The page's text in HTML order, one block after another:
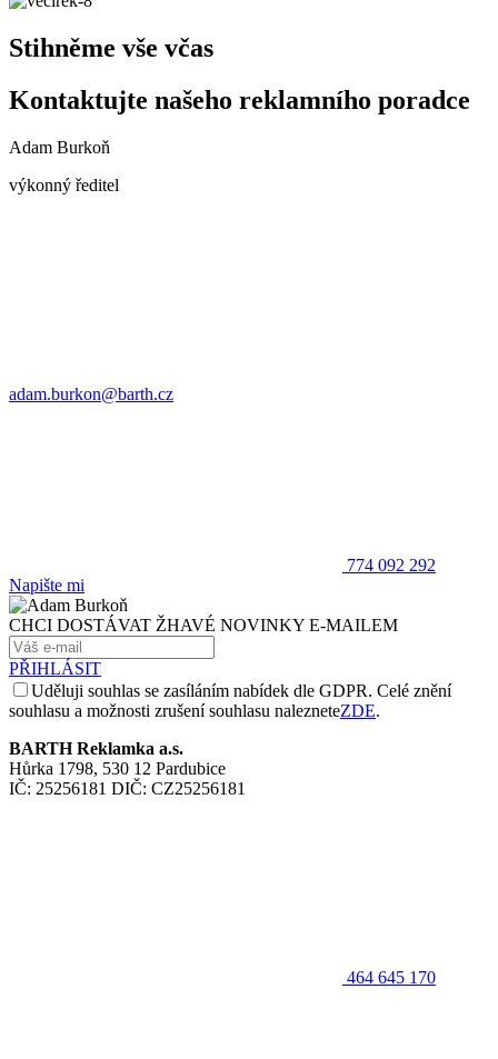
Stihněme vše včas
Kontaktujte našeho reklamního poradce
Adam Burkoň
výkonný ředitel
adam.burkon@barth.cz
774 092 292
Napište mi
CHCI DOSTÁVAT ŽHAVÉ NOVINKY E-MAILEM
PŘIHLÁSIT
Uděluji souhlas se zasíláním nabídek dle GDPR. Celé znění
souhlasu a možnosti zrušení souhlasu nalezneteZDE.
BARTH Reklamka a.s.
Hůrka 1798, 530 12 Pardubice
IČ: 25256181 DIČ: CZ25256181
464 645 170